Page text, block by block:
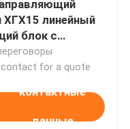
YYC
ХГХ15 линейный
блок с
contact for a quote
контактные
данные